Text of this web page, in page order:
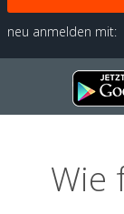
neu anmelden mit:
Wie